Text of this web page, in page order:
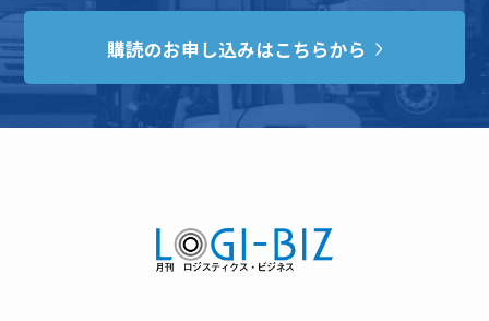
購読のお申し込みはこちらから